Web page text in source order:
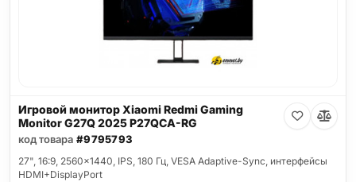
Игровой монитор Xiaomi Redmi Gaming
Monitor G27Q 2025 P27QCA-RG
код товара #9795793
27", 16:9, 2560x1440, IPS, 180 Гц, VESA Adaptive-Sync, интерфейсы
HDMI+DisplayPort